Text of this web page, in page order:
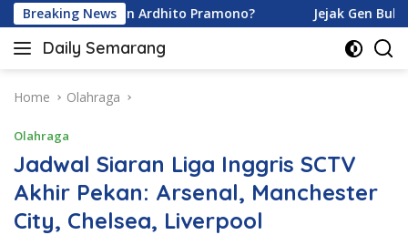
Skip
to
content
Breaking News
dan Ardhito Pramono? Jejak Gen Buka
Daily Semarang
"Semarang
Ini:
Terkini
untuk
Anda"
Home Olahraga
Olahraga
Jadwal Siaran Liga Inggris SCTV
Akhir Pekan: Arsenal, Manchester
City, Chelsea, Liverpool